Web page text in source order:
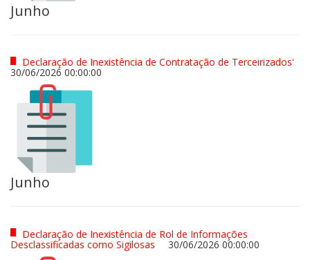
Junho
Declaração de Inexistência de Contratação de Terceirizados'
30/06/2026 00:00:00
Junho
Declaração de Inexistência de Rol de Informações
Desclassificadas como Sigilosas 30/06/2026 00:00:00